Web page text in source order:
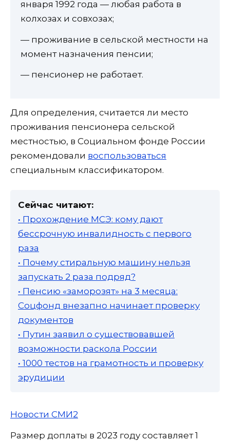
января 1992 года — любая работа в
колхозах и совхозах;
— проживание в сельской местности на
момент назначения пенсии;
— пенсионер не работает.
Для определения, считается ли место
проживания пенсионера сельской
местностью, в Социальном фонде России
рекомендовали воспользоваться
специальным классификатором.
Сейчас читают:
• Прохождение МСЭ: кому дают
бессрочную инвалидность с первого
раза
• Почему стиральную машину нельзя
запускать 2 раза подряд?
• Пенсию «заморозят» на 3 месяца:
Соцфонд внезапно начинает проверку
документов
• Путин заявил о существовавшей
возможности раскола России
• 1000 тестов на грамотность и проверку
эрудиции
Новости СМИ2
Размер доплаты в 2023 году составляет 1